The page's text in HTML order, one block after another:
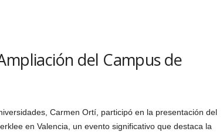
del Campus de
Carmen Ortí, participó en la presentación del
en Valencia, un evento significativo que destaca la